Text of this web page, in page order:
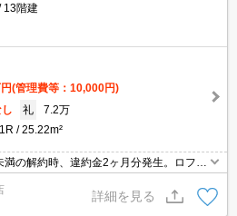
13階建
(管理費等：10,000円)
礼
7.2万
1R 25.22m²
の解約時、違約金2ヶ月分発生。ロフト
ーニング料金46,200円。
詳細を見る